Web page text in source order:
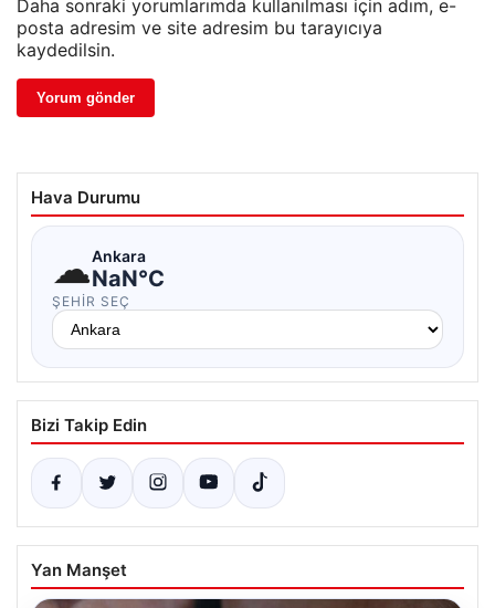
Daha sonraki yorumlarımda kullanılması için adım, e-
posta adresim ve site adresim bu tarayıcıya
kaydedilsin.
Hava Durumu
☁Ankara
NaN°C
ŞEHIR SEÇ
Bizi Takip Edin
Yan Manşet